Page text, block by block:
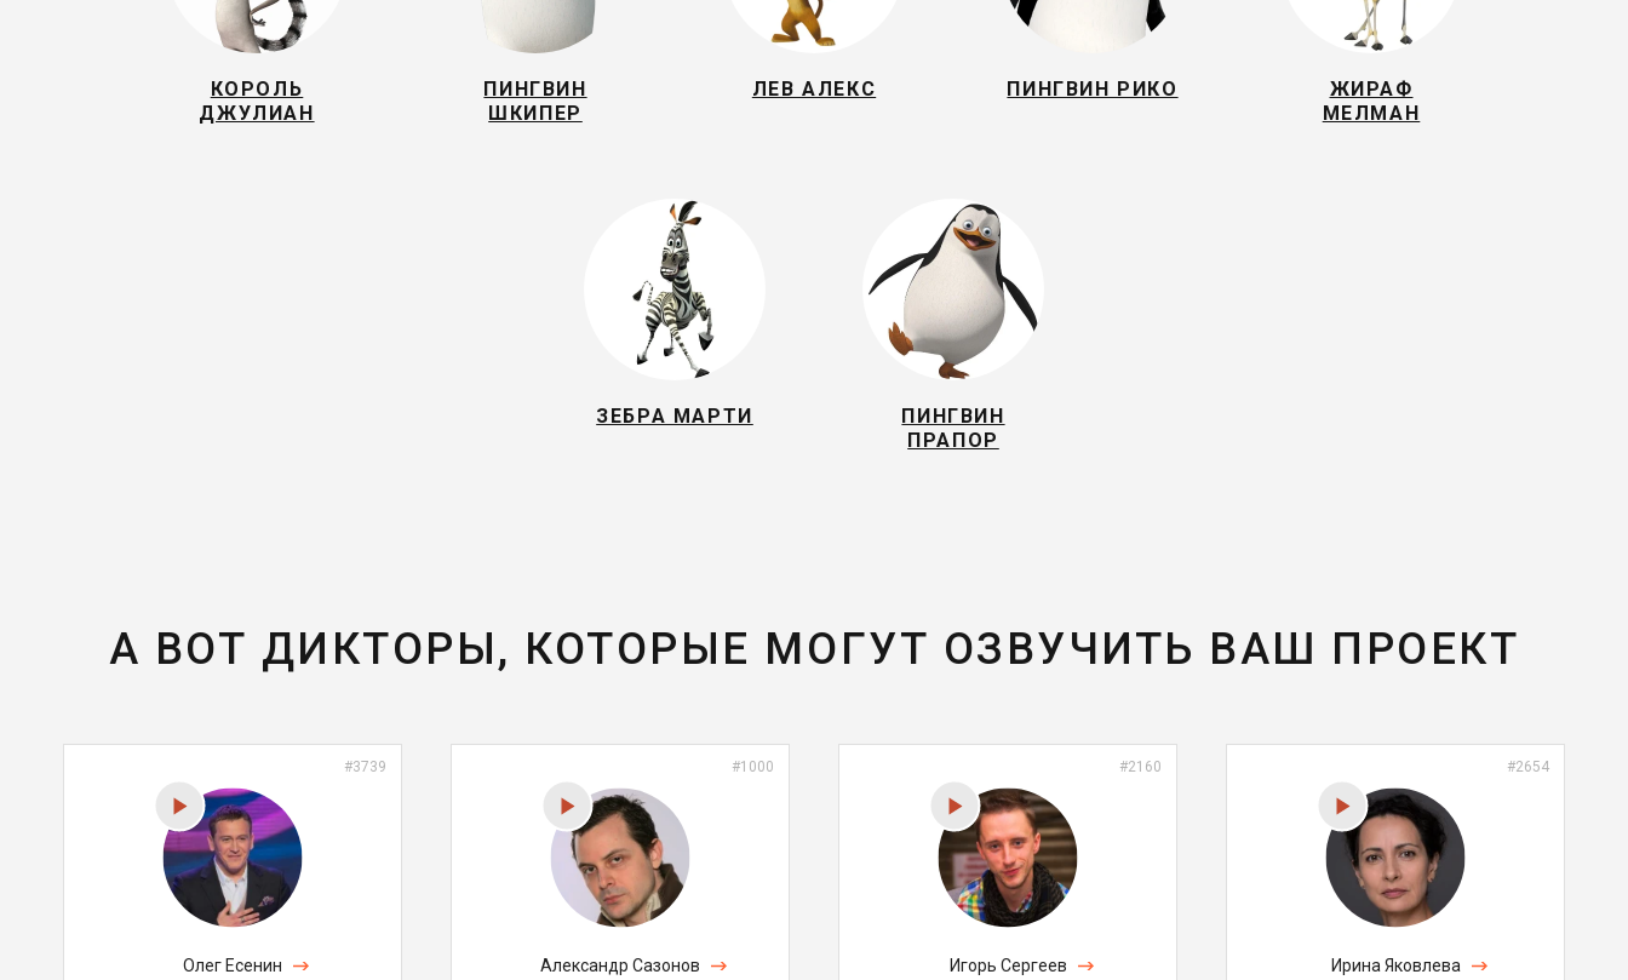
КОРОЛЬ
ДЖУЛИАН
ПИНГВИН
ШКИПЕР
ЛЕВ АЛЕКС ПИНГВИН РИКО
ЖИРАФ
МЕЛМАН
ЗЕБРА МАРТИ
ПИНГВИН
ПРАПОР
А ВОТ ДИКТОРЫ, КОТОРЫЕ МОГУТ ОЗВУЧИТЬ ВАШ ПРОЕКТ
#3739
Олег Есенин
#1000
Александр Сазонов
#2160
Игорь Сергеев
#2654
Ирина Яковлева